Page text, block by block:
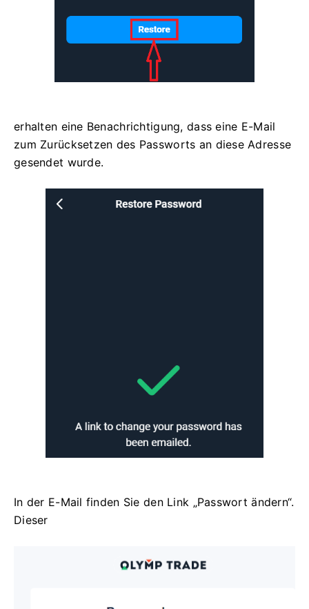
erhalten eine Benachrichtigung, dass eine E-Mail
zum Zurücksetzen des Passworts an diese Adresse
gesendet wurde.
In der E-Mail finden Sie den Link „Passwort ändern“.
Dieser